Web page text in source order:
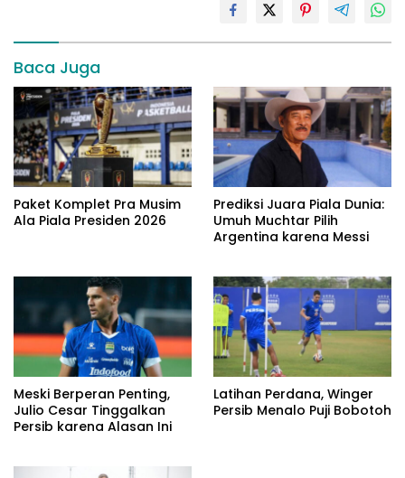
Baca Juga
Paket Komplet Pra Musim
Ala Piala Presiden 2026
Prediksi Juara Piala Dunia:
Umuh Muchtar Pilih
Argentina karena Messi
Meski Berperan Penting,
Julio Cesar Tinggalkan
Persib karena Alasan Ini
Latihan Perdana, Winger
Persib Menalo Puji Bobotoh